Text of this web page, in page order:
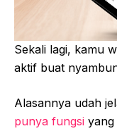
Sekali lagi, kamu
aktif buat
Alasannya udah
punya fungsi